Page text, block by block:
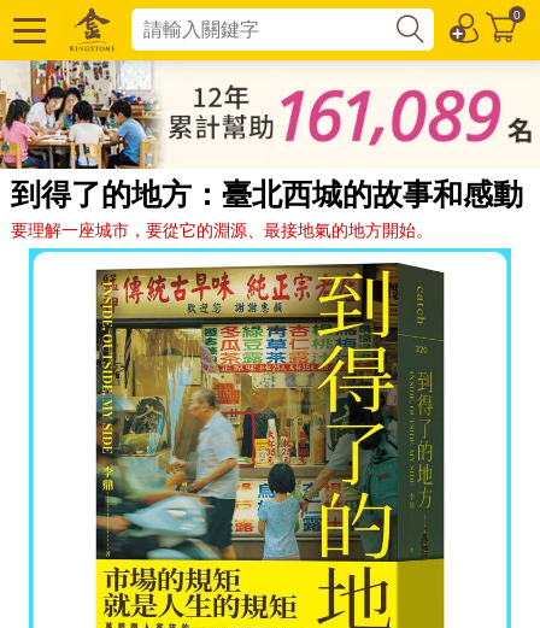
0
到得了的地方：臺北西城的故事和感動
要理解一座城市，要從它的淵源、最接地氣的地方開始。